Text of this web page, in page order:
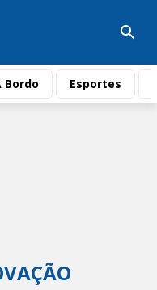
Bordo Esportes